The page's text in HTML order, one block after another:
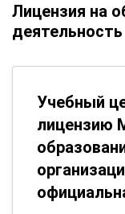
Лицензия на
деятельность
Учебный
лицензию